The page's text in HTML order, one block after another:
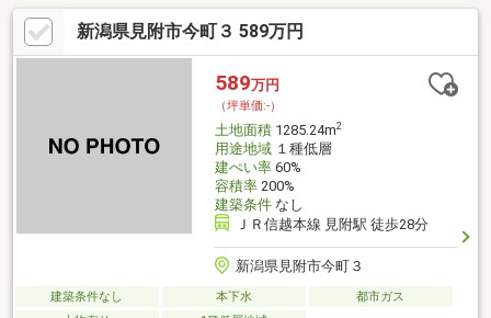
す。
新潟県見附市今町３ 589万円
589万円
（坪単価:-）
土地面積1285.24m2
用途地域１種低層
建ぺい率60%
容積率200%
建築条件なし
ＪＲ信越本線 見附駅 徒歩28分
新潟県見附市今町３
建築条件なし 本下水
都市ガス